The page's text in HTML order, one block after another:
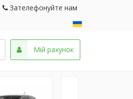
Зателефонуйте нам
Мій рахунок